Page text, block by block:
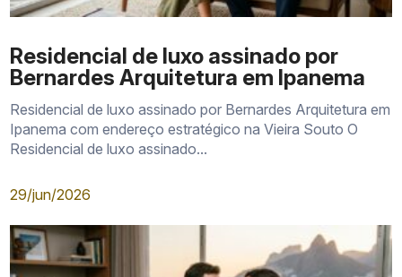
Residencial de luxo assinado por
Bernardes Arquitetura em Ipanema
Residencial de luxo assinado por Bernardes Arquitetura em
Ipanema com endereço estratégico na Vieira Souto O
Residencial de luxo assinado...
29/jun/2026